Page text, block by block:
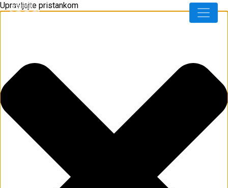
Upravljajte pristankom